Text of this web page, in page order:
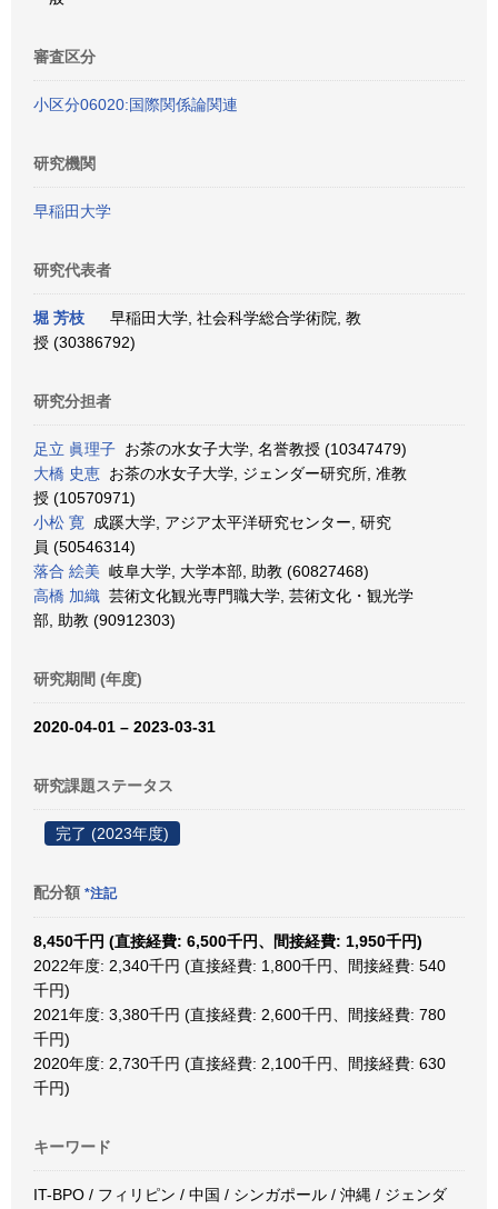
審査区分
小区分06020:国際関係論関連
研究機関
早稲田大学
研究代表者
堀 芳枝
早稲田大学, 社会科学総合学術院, 教
授 (30386792)
研究分担者
足立 眞理子 お茶の水女子大学, 名誉教授 (10347479)
大橋 史恵 お茶の水女子大学, ジェンダー研究所, 准教
授 (10570971)
小松 寛 成蹊大学, アジア太平洋研究センター, 研究
員 (50546314)
落合 絵美 岐阜大学, 大学本部, 助教 (60827468)
高橋 加織 芸術文化観光専門職大学, 芸術文化・観光学
部, 助教 (90912303)
研究期間 (年度)
2020-04-01 – 2023-03-31
研究課題ステータス
完了 (2023年度)
配分額 *注記
8,450千円 (直接経費: 6,500千円、間接経費: 1,950千円)
2022年度: 2,340千円 (直接経費: 1,800千円、間接経費: 540
千円)
2021年度: 3,380千円 (直接経費: 2,600千円、間接経費: 780
千円)
2020年度: 2,730千円 (直接経費: 2,100千円、間接経費: 630
千円)
キーワード
IT-BPO / フィリピン / 中国 / シンガポール / 沖縄 / ジェンダ